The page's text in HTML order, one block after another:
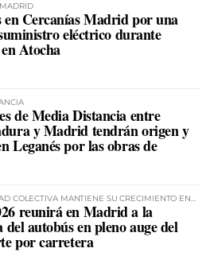
en Cercanías Madrid por una
eléctrico durante
Atocha
de Media Distancia entre
y Madrid tendrán origen y
Leganés por las obras de
COLECTIVA MANTIENE SU CRECIMIENTO EN
reunirá en Madrid a la
autobús en pleno auge del
por carretera